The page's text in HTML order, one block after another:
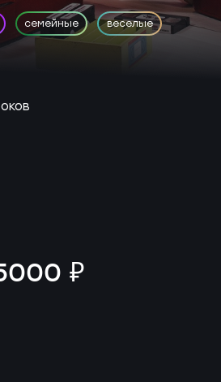
семейные веселые
₽